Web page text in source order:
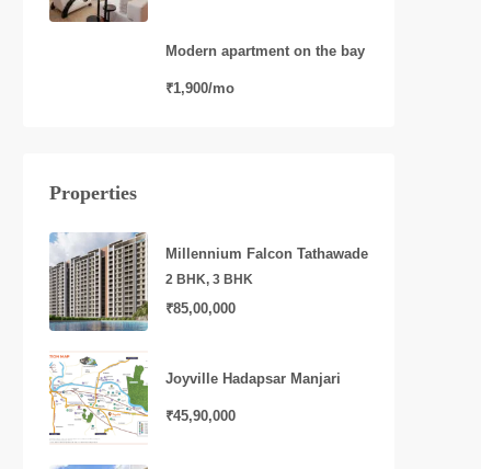
Modern apartment on the bay
₹1,900/mo
Properties
Millennium Falcon Tathawade
2 BHK, 3 BHK
₹85,00,000
Joyville Hadapsar Manjari
₹45,90,000